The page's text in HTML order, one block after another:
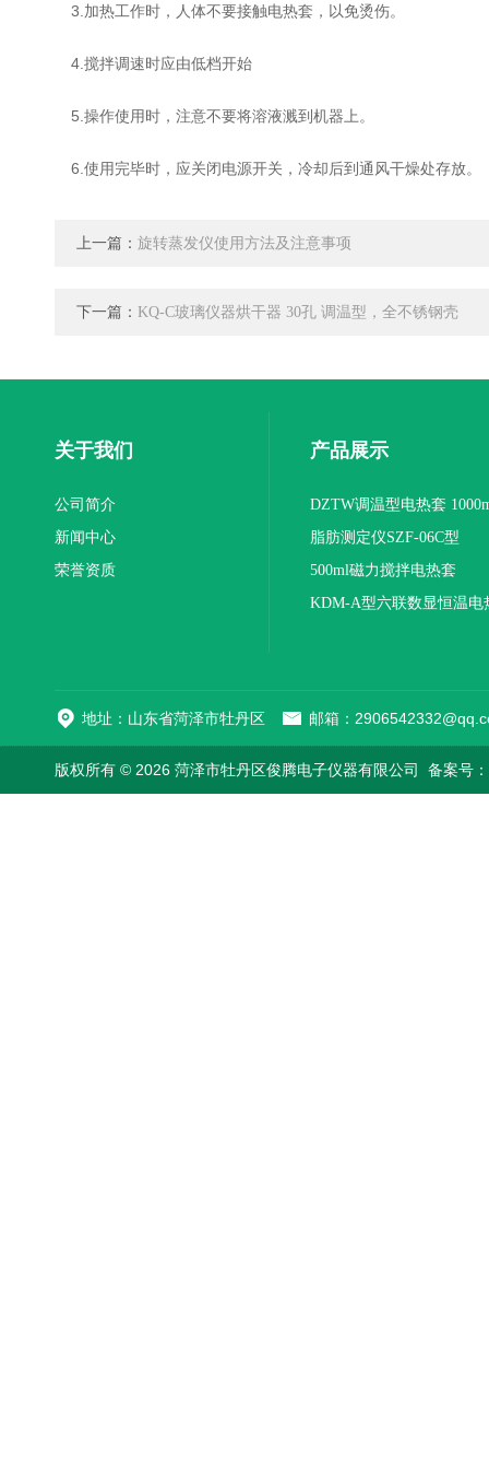
3.加热工作时，人体不要接触电热套，以免烫伤。
4.搅拌调速时应由低档开始
5.操作使用时，注意不要将溶液溅到机器上。
6.使用完毕时，应关闭电源开关，冷却后到通风干燥处存放。
上一篇： 旋转蒸发仪使用方法及注意事项
下一篇： KQ-C玻璃仪器烘干器 30孔 调温型，全不锈钢壳
关于我们
公司简介
新闻中心
荣誉资质
产品展示
DZTW调温型电热套
联
脂肪测定仪SZF-06C型
500ml磁力搅拌电热套
KDM-A型六联数显恒温电
地址：山东省菏泽市牡丹区 邮箱：
版权所有 © 2026 菏泽市牡丹区俊腾电子仪器有限公司 备案号